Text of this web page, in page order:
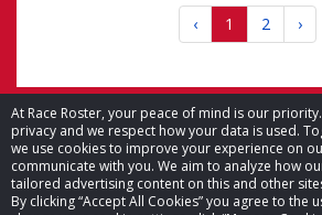
At Race Roster, your peace of mind is our
privacy and we respect how your data is used.
we use cookies to improve your experience on
communicate with you. We aim to analyze how
tailored advertising content on this and other
By clicking “Accept All Cookies” you agree to the
‹ 1 2 ›
© 2026 Race Roster. Tous